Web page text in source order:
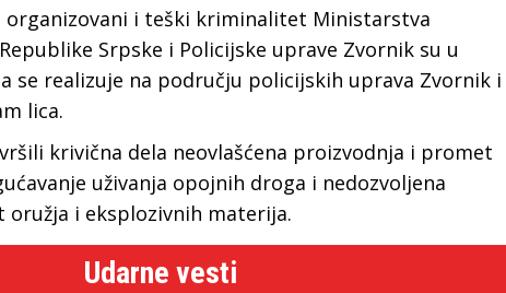
organizovani i teški kriminalitet Ministarstva
Srpske i Policijske uprave Zvornik su u
se realizuje na području policijskih uprava Zvornik i
lica.
krivična dela neovlašćena proizvodnja i promet
uživanja opojnih droga i nedozvoljena
i eksplozivnih materija.
Udarne vesti